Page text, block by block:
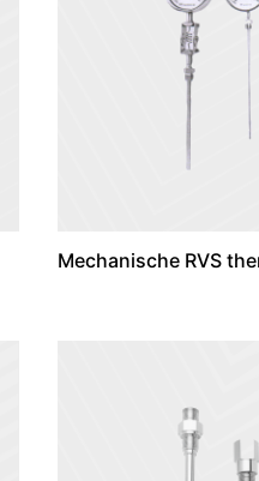
Mechanische RVS